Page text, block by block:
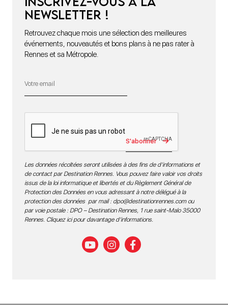
newsletter !
Retrouvez chaque mois une sélection des meilleures
événements, nouveautés et bons plans à ne pas rater à
Rennes et sa Métropole.
S'abonner
Les données récoltées seront utilisées à des fins de d’informations et
de contact par Destination Rennes. Vous pouvez faire valoir vos droits
issus de la loi informatique et libertés et du Règlement Général de
Protection des Données en vous adressant à notre délégué à la
protection des données par mail : dpo@destinationrennes.comou
par voie postale : DPO – Destination Rennes, 1 rue saint-Malo 35000
Rennes. Cliquez ici pour davantage d’informations.